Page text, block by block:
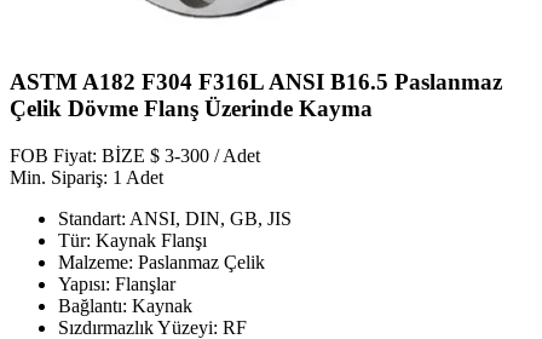
ASTM A182 F304 F316L ANSI B16.5 Paslanmaz
Çelik Dövme Flanş Üzerinde Kayma
FOB Fiyat: BİZE $ 3-300 / Adet
Min. Sipariş: 1 Adet
Standart: ANSI, DIN, GB, JIS
Tür: Kaynak Flanşı
Malzeme: Paslanmaz Çelik
Yapısı: Flanşlar
Bağlantı: Kaynak
Sızdırmazlık Yüzeyi: RF